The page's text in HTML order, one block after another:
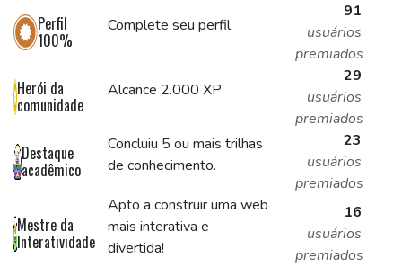
Perfil
100%
Complete seu perfil
91
usuários
premiados
Herói da
comunidade
Alcance 2.000 XP
29
usuários
premiados
Destaque
acadêmico
Concluiu 5 ou mais trilhas
de conhecimento.
23
usuários
premiados
Mestre da
Interatividade
Apto a construir uma web
mais interativa e
divertida!
16
usuários
premiados